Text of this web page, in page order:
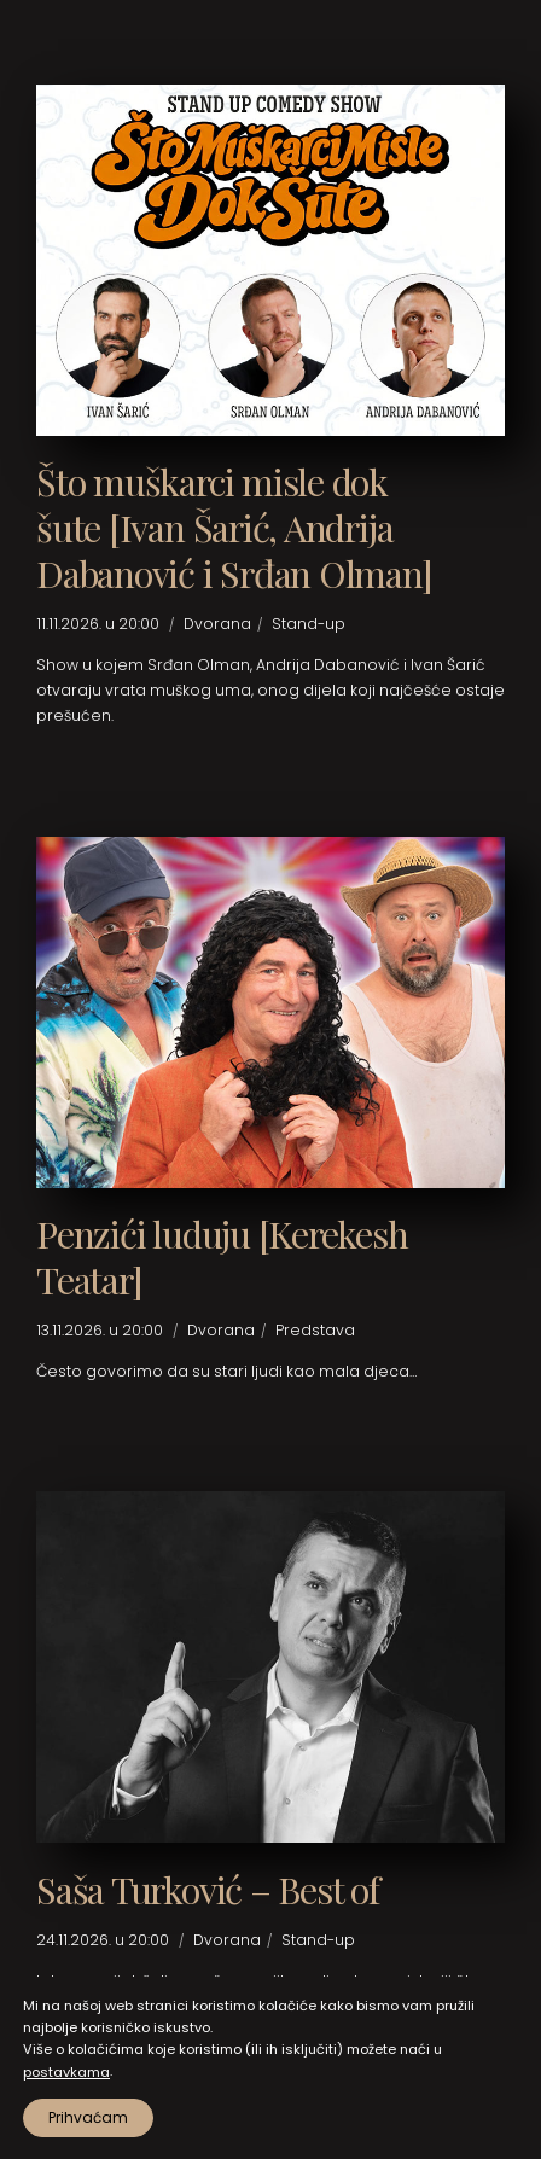
Što muškarci misle dok
šute [Ivan Šarić, Andrija
Dabanović i Srđan Olman]
11.11.2026. u 20:00 Dvorana
Stand-up
Show u kojem Srđan Olman, Andrija Dabanović i Ivan Šarić
otvaraju vrata muškog uma, onog dijela koji najčešće ostaje
prešućen.
Penzići luduju [Kerekesh
Teatar]
13.11.2026. u 20:00 Dvorana
Predstava
Često govorimo da su stari ljudi kao mala djeca…
Saša Turković – Best of
24.11.2026. u 20:00 Dvorana
Stand-up
Iako se uvijek šali na račun svojih godina kao najstariji član
LAJNAP COMEDY kolektiva, fore naoko ozbiljnog poslovnog i
obiteljskog čovjeka u finjak odijelu definitivno nisu zastarjele.
Mi na našoj web stranici koristimo kolačiće kako bismo vam pružili
najbolje korisničko iskustvo.
Više o kolačićima koje koristimo (ili ih isključiti) možete naći u
postavkama.
Prihvaćam